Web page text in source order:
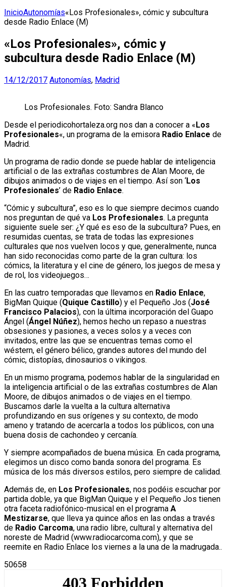
InicioAutonomías«Los Profesionales», cómic y subcultura
desde Radio Enlace (M)
«Los Profesionales», cómic y
subcultura desde Radio Enlace (M)
14/12/2017 Autonomías, Madrid
Los Profesionales. Foto: Sandra Blanco
Desde el periodicohortaleza.org nos dan a conocer a «Los
Profesionales«, un programa de la emisora Radio Enlace de
Madrid.
Un programa de radio donde se puede hablar de inteligencia
artificial o de las extrañas costumbres de Alan Moore, de
dibujos animados o de viajes en el tiempo. Así son ‘Los
Profesionales’ de Radio Enlace.
“Cómic y subcultura”, eso es lo que siempre decimos cuando
nos preguntan de qué va Los Profesionales. La pregunta
siguiente suele ser: ¿Y qué es eso de la subcultura? Pues, en
resumidas cuentas, se trata de todas las expresiones
culturales que nos vuelven locos y que, generalmente, nunca
han sido reconocidas como parte de la gran cultura: los
cómics, la literatura y el cine de género, los juegos de mesa y
de rol, los videojuegos…
En las cuatro temporadas que llevamos en Radio Enlace,
BigMan Quique (Quique Castillo) y el Pequeño Jos (José
Francisco Palacios), con la última incorporación del Guapo
Ángel (Ángel Núñez), hemos hecho un repaso a nuestras
obsesiones y pasiones, a veces solos y a veces con
invitados, entre las que se encuentras temas como el
wéstern, el género bélico, grandes autores del mundo del
cómic, distopías, dinosaurios o vikingos.
En un mismo programa, podemos hablar de la singularidad en
la inteligencia artificial o de las extrañas costumbres de Alan
Moore, de dibujos animados o de viajes en el tiempo.
Buscamos darle la vuelta a la cultura alternativa
profundizando en sus orígenes y su contexto, de modo
ameno y tratando de acercarla a todos los públicos, con una
buena dosis de cachondeo y cercanía.
Y siempre acompañados de buena música. En cada programa,
elegimos un disco como banda sonora del programa. Es
música de los más diversos estilos, pero siempre de calidad.
Además de, en Los Profesionales, nos podéis escuchar por
partida doble, ya que BigMan Quique y el Pequeño Jos tienen
otra faceta radiofónico-musical en el programa A
Mestizarse, que lleva ya quince años en las ondas a través
de Radio Carcoma, una radio libre, cultural y alternativa del
noreste de Madrid (www.radiocarcoma.com), y que se
reemite en Radio Enlace los viernes a la una de la madrugada..
50658